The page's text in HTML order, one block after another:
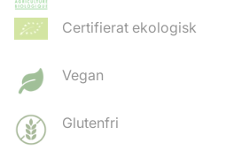
Certifierat ekologisk
Vegan
Glutenfri